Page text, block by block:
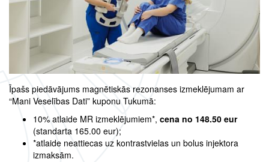
Īpašs piedāvājums magnētiskās rezonanses izmeklējumam ar
“Mani Veselības Dati” kuponu Tukumā:
10% atlaide MR izmeklējumiem*, cena no 148.50 eur
(standarta 165.00 eur);
*atlaide neattiecas uz kontrastvielas un bolus injektora
izmaksām.